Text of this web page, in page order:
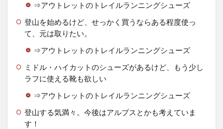
⇒アウトレットのトレイルランニングシューズ
登山を始めるけど、せっかく買うならある程度使っ
て、元は取りたい。
⇒アウトレットのトレイルランニングシューズ
ミドル・ハイカットのシューズがあるけど、もう少し
ラフに使える靴も欲しい
⇒アウトレットのトレイルランニングシューズ
登山する気満々。今後はアルプスとかも考えていま
す！